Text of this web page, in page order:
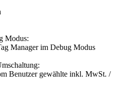
Modus:
Manager im Debug Modus
Benutzer gewählte inkl. MwSt. /